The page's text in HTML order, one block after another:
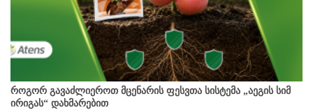
როგორ გავაძლიეროთ მცენარის ფესვთა სისტემა „აეგის სიმ
ირიგას“ დახმარებით